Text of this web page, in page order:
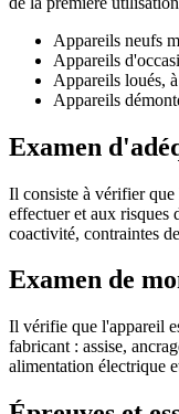
Appareils neufs
Appareils
Appareils loués,
Appareils
Examen
Il consiste à vérifier
effectuer et aux risques
coactivité, contraintes
Examen de
Il vérifie que l'appareil
fabricant : assise,
alimentation électrique